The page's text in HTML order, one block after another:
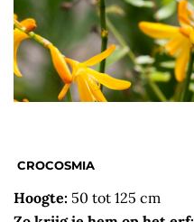
CROCOSMIA
Hoogte: 50 tot 125 cm